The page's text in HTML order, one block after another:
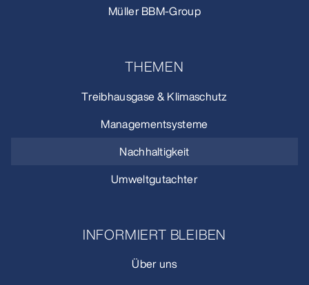
Müller BBM-Group
THEMEN
Treibhausgase & Klimaschutz
Managementsysteme
Nachhaltigkeit
Umweltgutachter
INFORMIERT BLEIBEN
Über uns